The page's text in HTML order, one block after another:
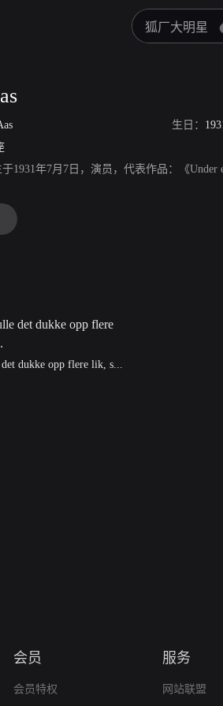
生日：
1931年7月7日，演员，代表作品：《Under
dukke opp flere lik, s...
会员
会员特权
服务
网站联盟